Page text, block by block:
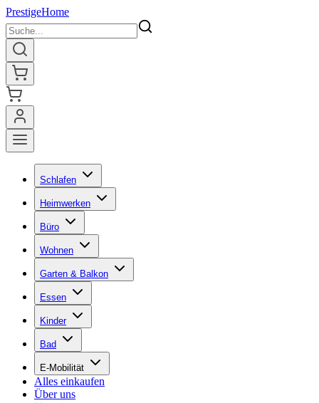
PrestigeHome
Schlafen
Heimwerken
Büro
Wohnen
Garten & Balkon
Essen
Kinder
Bad
E-Mobilität
Alles einkaufen
Über uns